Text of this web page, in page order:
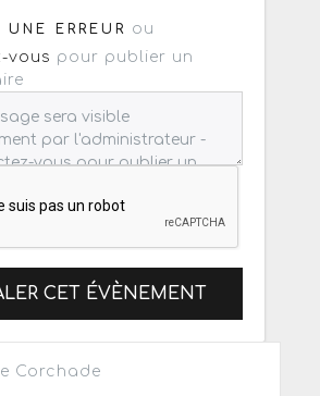
UNE ERREUR
ou
vous pour publier un
CET ÉVÈNEMENT
Corchade